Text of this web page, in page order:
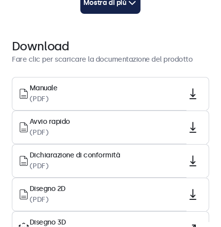
Rapporto d’aspetto
Risoluzione del display
1920 x 1080
Pixel per pollice
70 PPI
Diagonale
31.5 pollici (803 mm)
Tipo di pannello
IPS-LCD
Retroilluminazione
Mostra di più
Download
Fare clic per scaricare la documentazione del prodotto
Manuale
(PDF)
Avvio rapido
(PDF)
Dichiarazione di conformità
(PDF)
Disegno 2D
(PDF)
Disegno 3D